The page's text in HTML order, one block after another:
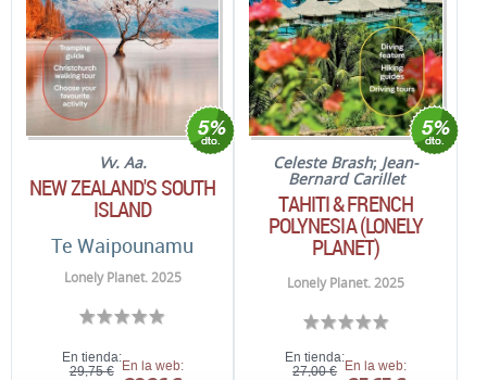
Vv. Aa.
NEW ZEALAND'S SOUTH
ISLAND
Te Waipounamu
Lonely Planet. 2025
En tienda:
29,75 € En la web:
Celeste Brash; Jean-
Bernard Carillet
TAHITI & FRENCH
POLYNESIA (LONELY
PLANET)
Lonely Planet. 2025
En tienda:
27,00 €
En la web: